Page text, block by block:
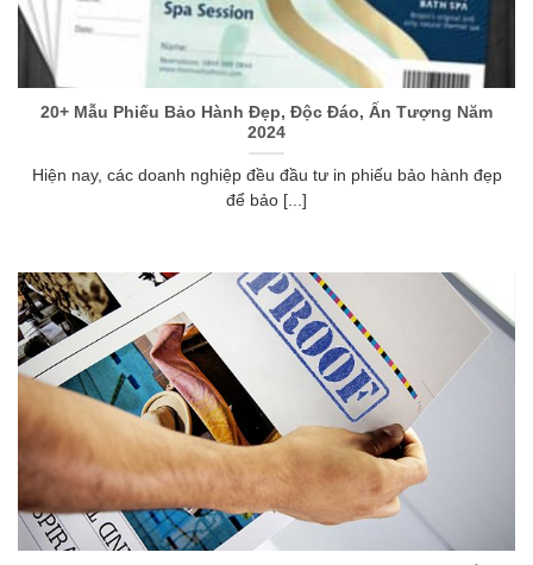
20+ Mẫu Phiếu Bảo Hành Đẹp, Độc Đáo, Ấn Tượng Năm
2024
Hiện nay, các doanh nghiệp đều đầu tư in phiếu bảo hành đẹp
để bảo [...]